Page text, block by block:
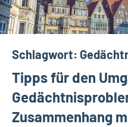
Schlagwort:
Tipps für den
Zusammenhang